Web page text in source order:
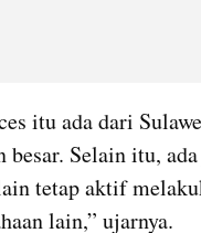
itu ada dari
besar. Selain itu,
tetap aktif
lain,” ujarnya.